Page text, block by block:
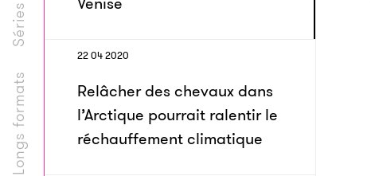
Longs formats
22 04 2020
Relâcher des chevaux dans
l’Arctique pourrait ralentir le
réchauffement climatique